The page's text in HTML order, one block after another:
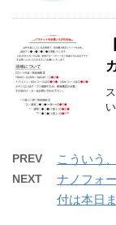
PREV こういう
NEXT
ナノフォ
付は本日ま